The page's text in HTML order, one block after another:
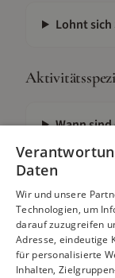
Lohnt
Wann
Santorini?
Wann ist
Santorini?
Wann ist
Daten
Wir und unsere
Technologien, um
darauf zuzugreifen
Adresse, eindeutige
für personalisierte
Inhalten,